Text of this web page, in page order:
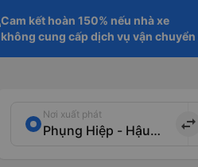
Cam kết hoàn 150% nếu nhà xe
không cung cấp dịch vụ vận
Nơi xuất phát
import_export